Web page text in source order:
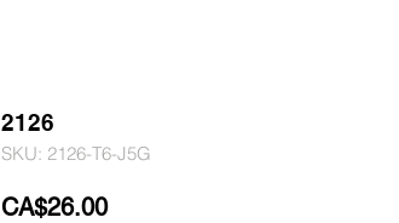
2126
SKU: 2126-T6-J5G
CA$26.00Price